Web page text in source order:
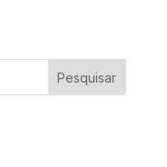
Pesquisar